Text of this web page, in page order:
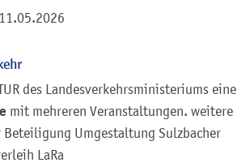
11.05.2026
des Landesverkehrsministeriums eine
mit mehreren Veranstaltungen. weitere
Umgestaltung Sulzbacher
LaRa